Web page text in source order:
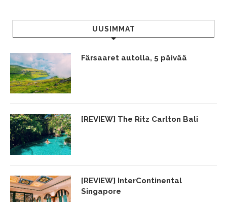
UUSIMMAT
Färsaaret autolla, 5 päivää
[REVIEW] The Ritz Carlton Bali
[REVIEW] InterContinental
Singapore